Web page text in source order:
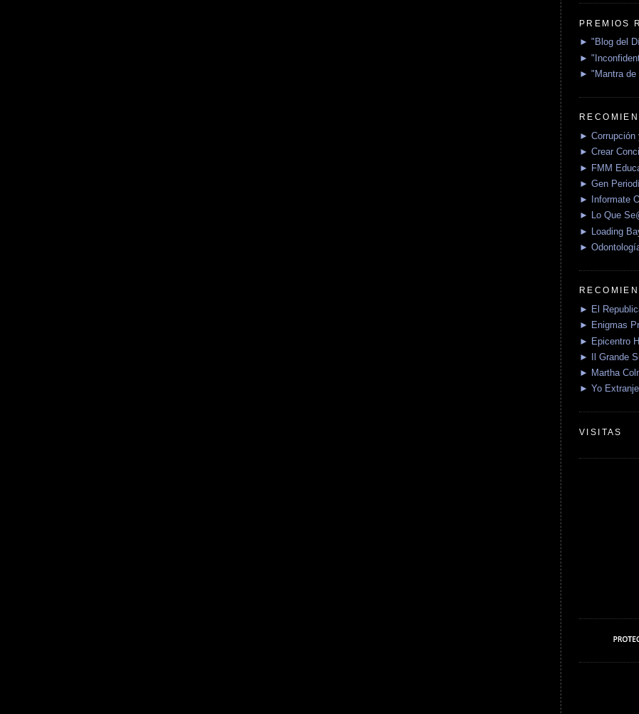
PREMIOS
► "Blog del
►
► "Mantra de
► Corrupción
► Crear
► FMM
► Gen
► Informate
► Lo Que
► Loading
►
► El
► Enigmas
► Epicentro
► Il Grande
► Martha
► Yo
VISITAS